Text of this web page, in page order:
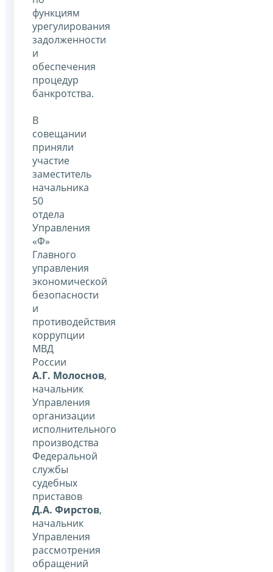
функциям
урегулирования
задолженности
и
обеспечения
процедур
банкротства.
В
совещании
приняли
участие
заместитель
начальника
50
отдела
Управления
«Ф»
Главного
управления
экономической
безопасности
и
противодействия
коррупции
МВД
России
А.Г. Молоснов,
начальник
Управления
организации
исполнительного
производства
Федеральной
службы
судебных
приставов
Д.А. Фирстов,
начальник
Управления
рассмотрения
обращений